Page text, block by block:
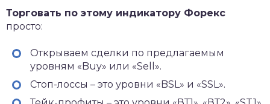
Торговать по этому индикатору Форекс
просто:
Открываем сделки по предлагаемым
уровням «Buy» или «Sell».
Стоп-лоссы – это уровни «BSL» и «SSL».